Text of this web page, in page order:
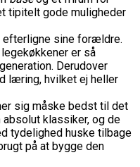
tipitelt gode muligheder
efterligne sine forældre.
er så
Derudover
læring, hvilket ej heller
sig måske bedst til det
absolut klassiker, og de
tydelighed huske tilbage
på at bygge den